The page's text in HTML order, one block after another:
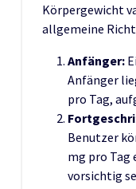
Körpergewicht
allgemeine
Anfänger:
Anfänger
pro Tag,
Benutzer
mg pro Tag
vorsichtig